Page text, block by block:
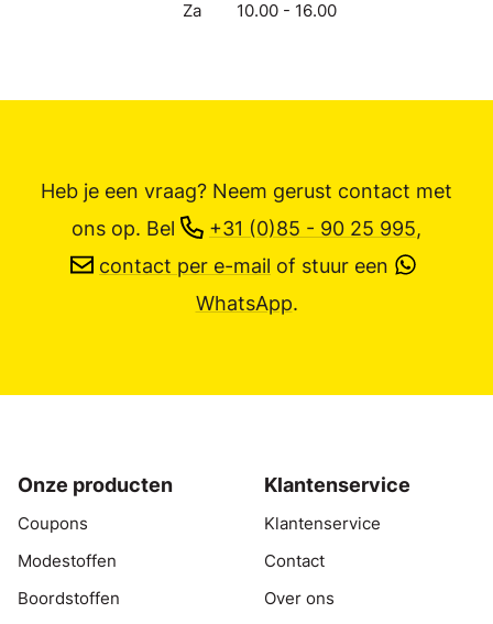
Za
10.00 - 16.00
Heb je een vraag? Neem gerust contact met
ons op. Bel +31 (0)85 - 90 25 995,
contact per e-mail of stuur een
WhatsApp.
Onze producten
Coupons
Modestoffen
Boordstoffen
Klantenservice
Klantenservice
Contact
Over ons